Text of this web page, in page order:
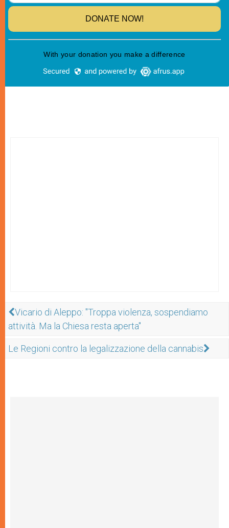
Vicario di Aleppo: "Troppa violenza, sospendiamo
attività. Ma la Chiesa resta aperta"
Le Regioni contro la legalizzazione della cannabis